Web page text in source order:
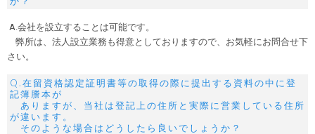
A.会社を設立することは可能です。
弊所は、法人設立業務も得意としておりますので、お気軽にお問合せ下
さい。
Q.在留資格認定証明書等の取得の際に提出する資料の中に登
記簿謄本が
ありますが、当社は登記上の住所と実際に営業している住所
が違います。
そのような場合はどうしたら良いでしょうか？